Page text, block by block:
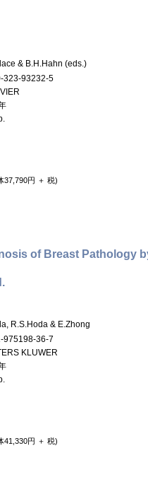
& B.H.Hahn (eds.)
323-93232-5
37,790円 ＋ 税)
of Breast Pathology
R.S.Hoda & E.Zhong
36-7
KLUWER
41,330円 ＋ 税)